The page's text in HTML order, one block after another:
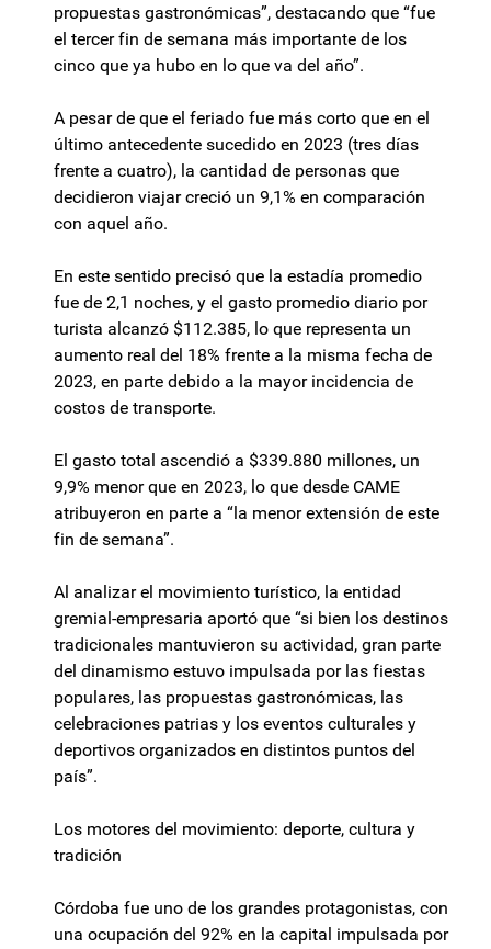
propuestas gastronómicas”, destacando que “fue
el tercer fin de semana más importante de los
cinco que ya hubo en lo que va del año”.
A pesar de que el feriado fue más corto que en el
último antecedente sucedido en 2023 (tres días
frente a cuatro), la cantidad de personas que
decidieron viajar creció un 9,1% en comparación
con aquel año.
En este sentido precisó que la estadía promedio
fue de 2,1 noches, y el gasto promedio diario por
turista alcanzó $112.385, lo que representa un
aumento real del 18% frente a la misma fecha de
2023, en parte debido a la mayor incidencia de
costos de transporte.
El gasto total ascendió a $339.880 millones, un
9,9% menor que en 2023, lo que desde CAME
atribuyeron en parte a “la menor extensión de este
fin de semana”.
Al analizar el movimiento turístico, la entidad
gremial-empresaria aportó que “si bien los destinos
tradicionales mantuvieron su actividad, gran parte
del dinamismo estuvo impulsada por las fiestas
populares, las propuestas gastronómicas, las
celebraciones patrias y los eventos culturales y
deportivos organizados en distintos puntos del
país”.
Los motores del movimiento: deporte, cultura y
tradición
Córdoba fue uno de los grandes protagonistas, con
una ocupación del 92% en la capital impulsada por